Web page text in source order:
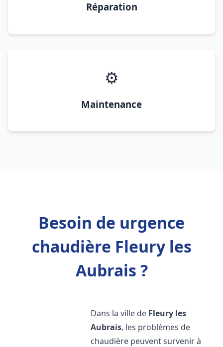
Réparation
⚙️
Maintenance
Besoin de urgence
chaudière Fleury les
Aubrais ?
Dans la ville de Fleury les
Aubrais, les problèmes de
chaudière peuvent survenir à